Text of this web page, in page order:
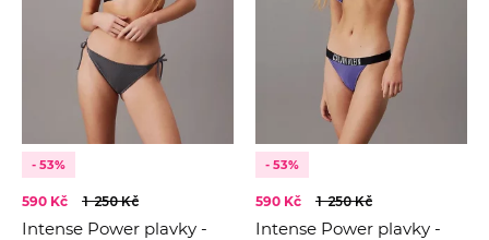
- 53%
590 Kč 1 250 Kč
Intense Power plavky -
- 53%
590 Kč 1 250 Kč
Intense Power plavky -